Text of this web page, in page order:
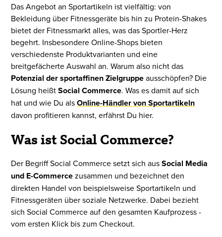
Das Angebot an Sportartikeln ist vielfältig: von
Bekleidung über Fitnessgeräte bis hin zu Protein-Shakes
bietet der Fitnessmarkt alles, was das Sportler-Herz
begehrt. Insbesondere Online-Shops bieten
verschiedenste Produktvarianten und eine
breitgefächerte Auswahl an. Warum also nicht das
Potenzial der sportaffinen Zielgruppeausschöpfen? Die
Lösung heißtSocial Commerce. Was es damit auf sich
hat und wie Du alsOnline-Händler von Sportartikeln
davon profitieren kannst, erfährst Du hier.
Was ist Social Commerce?
Der Begriff Social Commerce setzt sich ausSocial Media
und E-Commercezusammen und bezeichnet den
direkten Handel von beispielsweise Sportartikeln und
Fitnessgeräten über soziale Netzwerke. Dabei bezieht
sich Social Commerce auf den gesamten Kaufprozess -
vom ersten Klick bis zum Checkout.